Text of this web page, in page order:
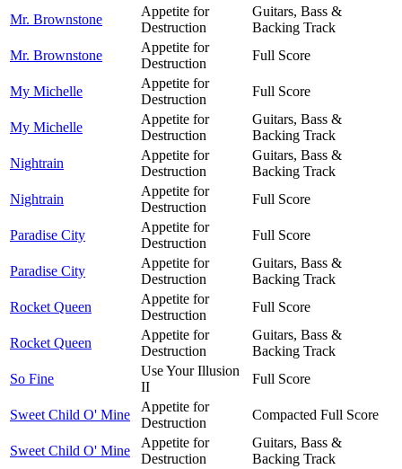
Mr. Brownstone
Appetite for
Destruction
Guitars, Bass &
Backing Track
Mr. Brownstone
Appetite for
Destruction
Full Score
My Michelle
Appetite for
Destruction
Full Score
My Michelle
Appetite for
Destruction
Guitars, Bass &
Backing Track
Nightrain
Appetite for
Destruction
Guitars, Bass &
Backing Track
Nightrain
Appetite for
Destruction
Full Score
Paradise City
Appetite for
Destruction
Full Score
Paradise City
Appetite for
Destruction
Guitars, Bass &
Backing Track
Rocket Queen
Appetite for
Destruction
Full Score
Rocket Queen
Appetite for
Destruction
Guitars, Bass &
Backing Track
So Fine
Use Your Illusion
II
Full Score
Sweet Child O' Mine
Appetite for
Destruction
Compacted Full Score
Sweet Child O' Mine
Appetite for
Destruction
Guitars, Bass &
Backing Track